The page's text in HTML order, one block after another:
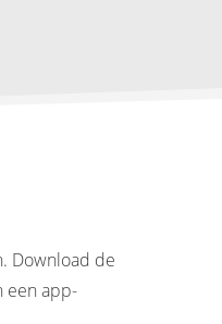
Download de
een app-